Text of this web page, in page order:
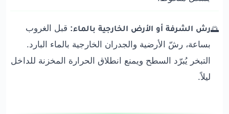
🌅رش الشرفة أو الأرض الخارجية بالماء: قبل الغروب
بساعة، رشّ الأرضية والجدران الخارجية بالماء البارد.
التبخر يُبرّد السطح ويمنع انطلاق الحرارة المخزنة للداخل
ليلاً.